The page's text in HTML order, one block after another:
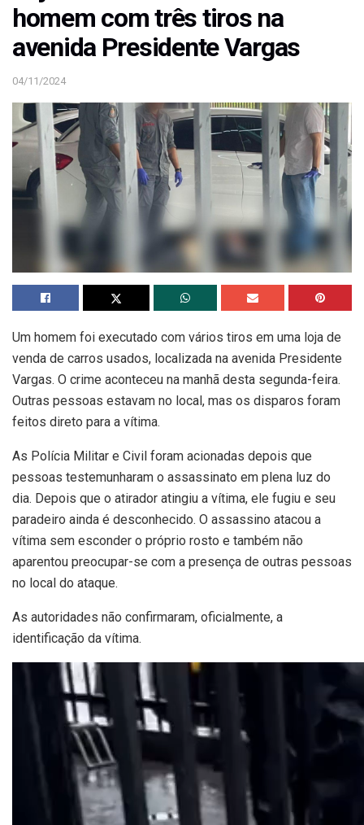
homem com três tiros na
avenida Presidente Vargas
04/11/2024
Um homem foi executado com vários tiros em uma loja de
venda de carros usados, localizada na avenida Presidente
Vargas. O crime aconteceu na manhã desta segunda-feira.
Outras pessoas estavam no local, mas os disparos foram
feitos direto para a vítima.
As Polícia Militar e Civil foram acionadas depois que
pessoas testemunharam o assassinato em plena luz do
dia. Depois que o atirador atingiu a vítima, ele fugiu e seu
paradeiro ainda é desconhecido. O assassino atacou a
vítima sem esconder o próprio rosto e também não
aparentou preocupar-se com a presença de outras pessoas
no local do ataque.
As autoridades não confirmaram, oficialmente, a
identificação da vítima.